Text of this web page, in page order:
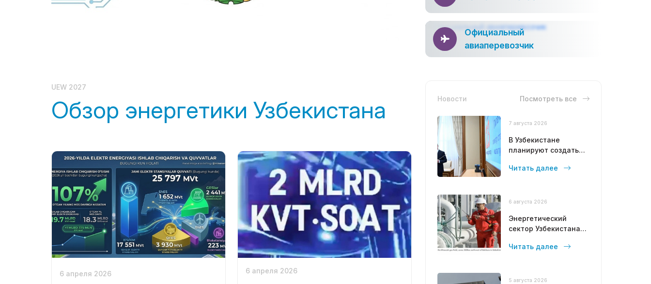
UEW 2027
Обзор энергетики Узбекистана
6 апреля 2026 6 апреля 2026
Официальный
авиаперевозчик
Новости Посмотреть все
7 августа 2026
В Узбекистане
планируют создать
сжиженного газа
Читать далее
6 августа 2026
Энергетический
сектор Узбекистана
масштабные
Читать далее
5 августа 2026